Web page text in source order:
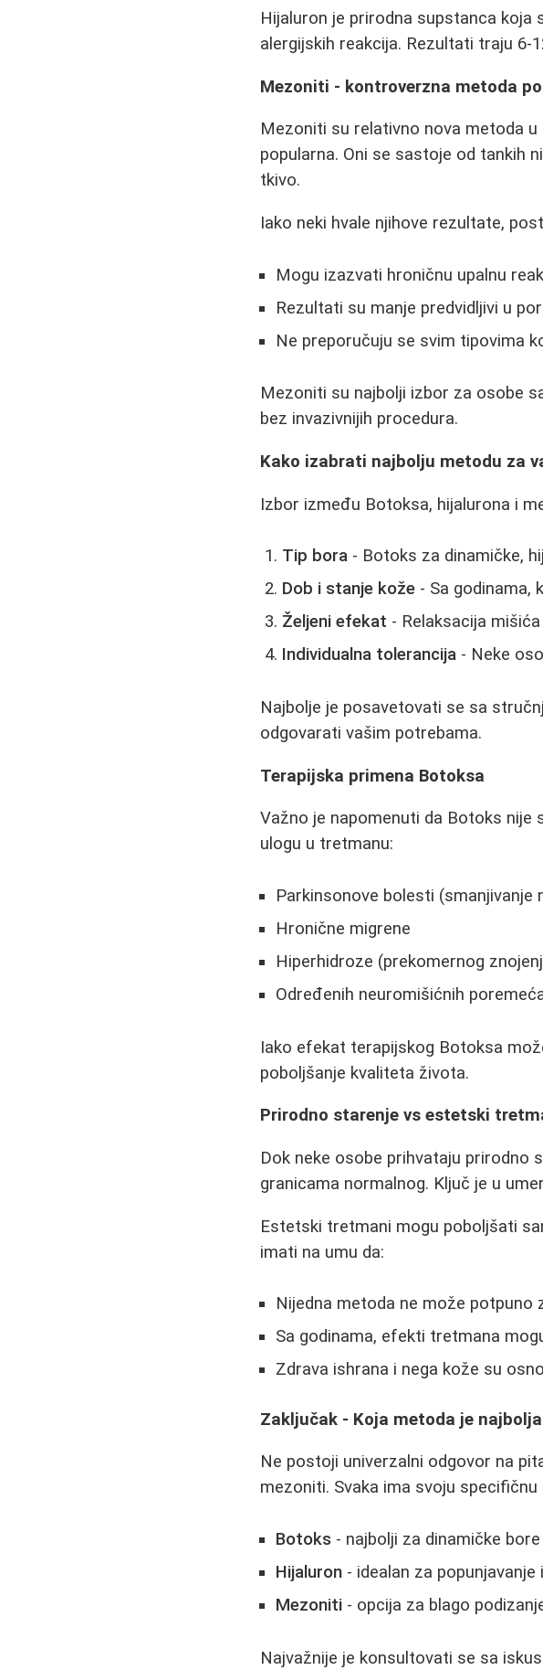
Hijaluron je prirodna supstanca koja
alergijskih reakcija. Rezultati traju
Mezoniti - kontroverzna metoda
Mezoniti su relativno nova metoda
popularna. Oni se sastoje od tankih
tkivo.
Iako neki hvale njihove rezultate,
Mogu izazvati hroničnu upalnu
Rezultati su manje predvidljivi u
Ne preporučuju se svim tipovima
Mezoniti su najbolji izbor za osobe
bez invazivnijih procedura.
Kako izabrati najbolju metodu za
Izbor između Botoksa, hijalurona i
Tip bora - Botoks za dinamičke,
Dob i stanje kože - Sa godinama,
Željeni efekat - Relaksacija
Individualna tolerancija - Neke
Najbolje je posavetovati se sa
odgovarati vašim potrebama.
Terapijska primena Botoksa
Važno je napomenuti da Botoks nije
ulogu u tretmanu:
Parkinsonove bolesti (smanjivanje
Hronične migrene
Hiperhidroze (prekomernog
Određenih neuromišićnih
Iako efekat terapijskog Botoksa
poboljšanje kvaliteta života.
Prirodno starenje vs estetski
Dok neke osobe prihvataju prirodno
granicama normalnog. Ključ je u
Estetski tretmani mogu poboljšati
imati na umu da:
Nijedna metoda ne može
Sa godinama, efekti tretmana
Zdrava ishrana i nega kože su
Zaključak - Koja metoda je
Ne postoji univerzalni odgovor na
mezoniti. Svaka ima svoju
Botoks - najbolji za dinamičke
Hijaluron - idealan za
Mezoniti - opcija za blago
Najvažnije je konsultovati se sa